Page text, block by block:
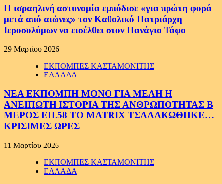
Η ισραηλινή αστυνομία εμπόδισε «για πρώτη φορά
μετά από αιώνες» τον Καθολικό Πατριάρχη
Ιεροσολύμων να εισέλθει στον Πανάγιο Τάφο
29 Μαρτίου 2026
ΕΚΠΟΜΠΕΣ ΚΑΣΤΑΜΟΝΙΤΗΣ
ΕΛΛΑΔΑ
ΝΕΑ ΕΚΠΟΜΠΗ ΜΟΝΟ ΓΙΑ ΜΕΛΗ Η
ΑΝΕΙΠΩΤΗ ΙΣΤΟΡΙΑ ΤΗΣ ΑΝΘΡΩΠΟΤΗΤΑΣ Β
ΜΕΡΟΣ ΕΠ.58 ΤΟ MATRIX ΤΣΑΛΑΚΩΘΗΚΕ…
ΚΡΙΣΙΜΕΣ ΩΡΕΣ
11 Μαρτίου 2026
ΕΚΠΟΜΠΕΣ ΚΑΣΤΑΜΟΝΙΤΗΣ
ΕΛΛΑΔΑ